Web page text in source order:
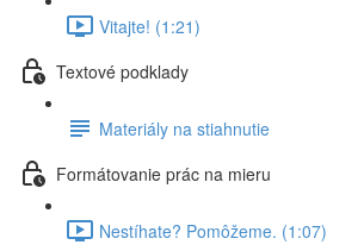
Vitajte! (1:21)
Textové podklady
Materiály na stiahnutie
Formátovanie prác na mieru
Nestíhate? Pomôžeme. (1:07)